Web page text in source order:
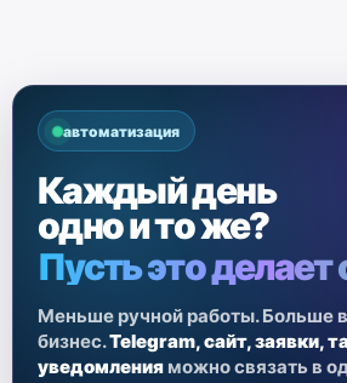
автоматизация
Каждый день
одно и то же?
Пусть это делает
Меньше ручной работы. Больше
бизнес.Telegram, сайт, заявки,
уведомления можно связать в